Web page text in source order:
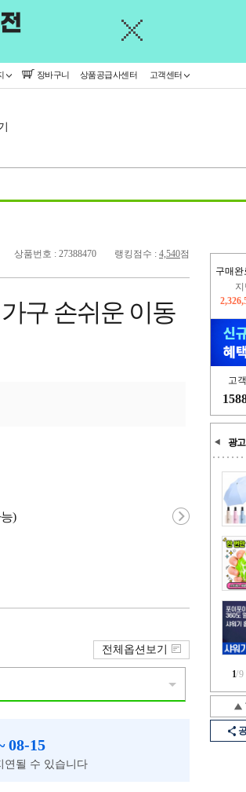
장바구니 상품공급사센터 고객센터
구매완
고
광고
1/9
상품번호 : 27388470 랭킹점수 : 4,540점
구 손쉬운 이동
)
전체옵션보기
08-15
연될 수 있습니다